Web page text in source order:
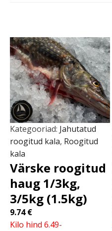
Kategooriad: Jahutatud
roogitud kala, Roogitud
kala
Värske roogitud
haug 1/3kg,
3/5kg (1.5kg)
9.74€
Kilo hind 6.49-